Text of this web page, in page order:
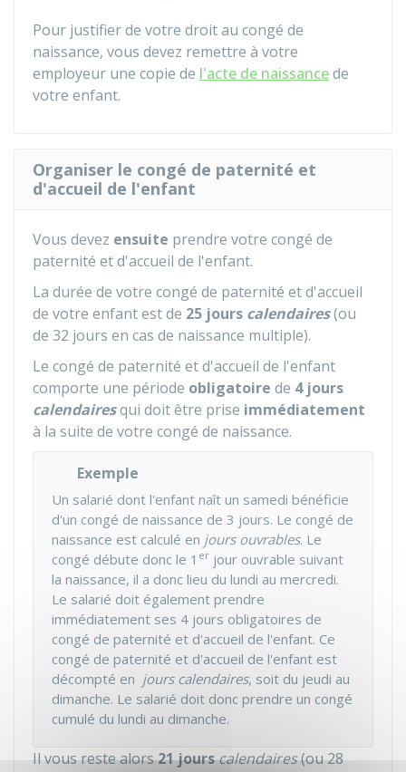
Pour justifier de votre droit au congé de
naissance, vous devez remettre à votre
employeur une copie de l'acte de naissancede
votre enfant.
Organiser le congé de paternité et
d'accueil de l'enfant
Vous devez ensuite prendre votre congé de
paternité et d'accueil de l'enfant.
La durée de votre congé de paternité et d'accueil
de votre enfant est de 25 jours calendaires(ou
de 32 jours en cas de naissance multiple).
Le congé de paternité et d'accueil de l'enfant
comporte une période obligatoire de 4 jours
calendairesqui doit être prise immédiatement
à la suite de votre congé de naissance.
Exemple
Un salarié dont l'enfant naît un samedi bénéficie
d'un congé de naissance de 3 jours. Le congé de
naissance est calculé en jours ouvrables. Le
congé débute donc le 1 er jour ouvrable suivant
la naissance, il a donc lieu du lundi au mercredi.
Le salarié doit également prendre
immédiatement ses 4 jours obligatoires de
congé de paternité et d'accueil de l'enfant. Ce
congé de paternité et d'accueil de l'enfant est
décompté en jours calendaires, soit du jeudi au
dimanche. Le salarié doit donc prendre un congé
cumulé du lundi au dimanche.
Il vous reste alors21 jourscalendaires(ou 28